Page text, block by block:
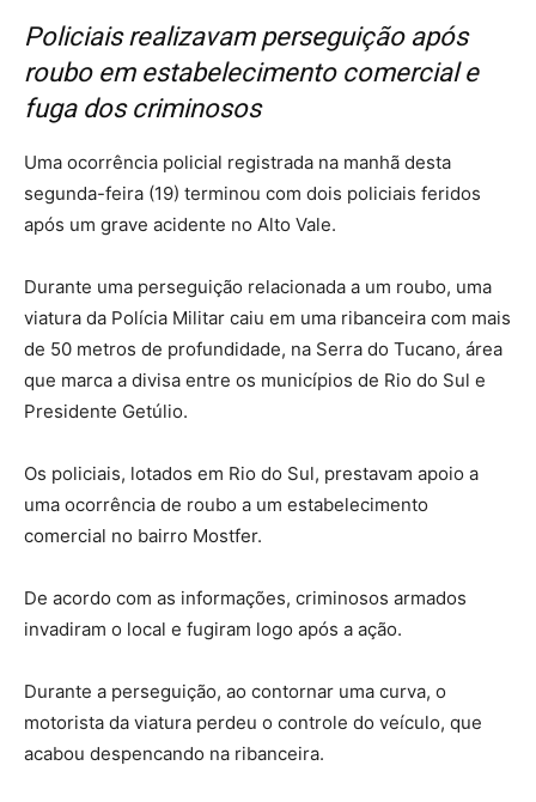
Policiais realizavam perseguição após
roubo em estabelecimento comercial e
fuga dos criminosos
Uma ocorrência policial registrada na manhã desta
segunda-feira (19) terminou com dois policiais feridos
após um grave acidente no Alto Vale.
Durante uma perseguição relacionada a um roubo, uma
viatura da Polícia Militar caiu em uma ribanceira com mais
de 50 metros de profundidade, na Serra do Tucano, área
que marca a divisa entre os municípios de Rio do Sul e
Presidente Getúlio.
Os policiais, lotados em Rio do Sul, prestavam apoio a
uma ocorrência de roubo a um estabelecimento
comercial no bairro Mostfer.
De acordo com as informações, criminosos armados
invadiram o local e fugiram logo após a ação.
Durante a perseguição, ao contornar uma curva, o
motorista da viatura perdeu o controle do veículo, que
acabou despencando na ribanceira.